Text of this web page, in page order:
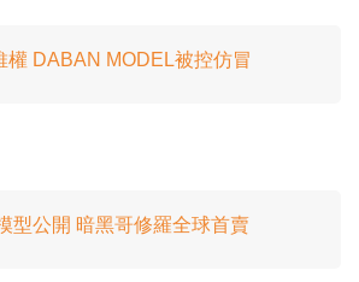
權 DABAN MODEL被控仿冒
型公開 暗黑哥修羅全球首賣